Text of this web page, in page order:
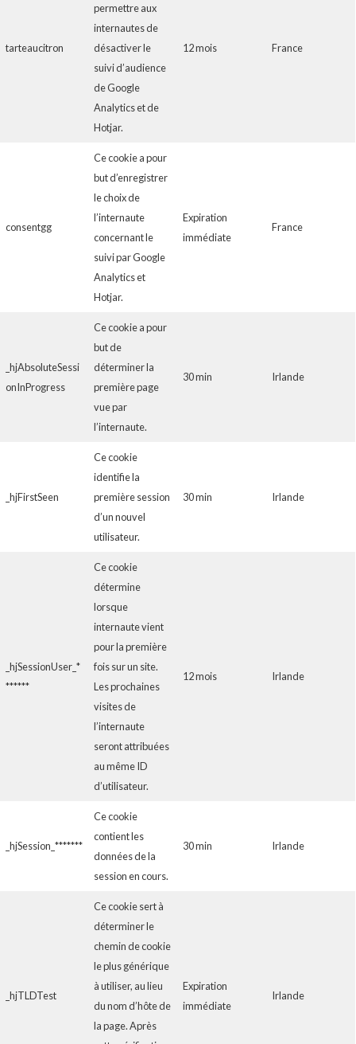
tarteaucitron
permettre aux
internautes de
désactiver le
suivi d’audience
de Google
Analytics et de
Hotjar.
12 mois France
consentgg
Ce cookie a pour
but d’enregistrer
le choix de
l’internaute
concernant le
suivi par Google
Analytics et
Hotjar.
Expiration
immédiate
France
_hjAbsoluteSessi
onInProgress
Ce cookie a pour
but de
déterminer la
première page
vue par
l’internaute.
30 min Irlande
_hjFirstSeen
Ce cookie
identifie la
première session
d’un nouvel
utilisateur.
30 min Irlande
_hjSessionUser_*
******
Ce cookie
détermine
lorsque
internaute vient
pour la première
fois sur un site.
Les prochaines
visites de
l’internaute
seront attribuées
au même ID
d’utilisateur.
12 mois Irlande
_hjSession_*******
Ce cookie
contient les
données de la
session en cours.
30 min Irlande
_hjTLDTest
Ce cookie sert à
déterminer le
chemin de cookie
le plus générique
à utiliser, au lieu
du nom d’hôte de
la page. Après
Expiration
immédiate
Irlande